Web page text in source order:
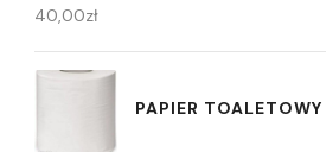
40,00zł
PAPIER